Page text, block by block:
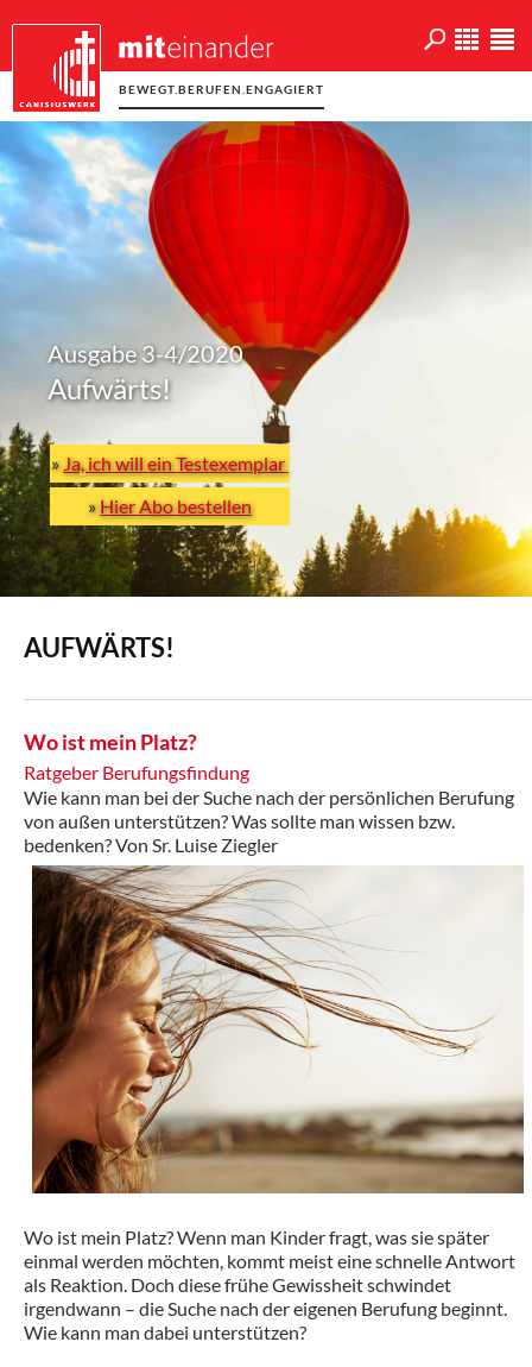
BEWEGT.BERUFEN.ENGAGIERT
Ausgabe 3-4/2020
Aufwärts!
»Ja, ich will ein Testexemplar
»Hier Abo bestellen
AUFWÄRTS!
Wo ist mein Platz?
Ratgeber Berufungsfindung
Wie kann man bei der Suche nach der persönlichen Berufung
von außen unterstützen? Was sollte man wissen bzw.
bedenken? Von Sr. Luise Ziegler
Wo ist mein Platz? Wenn man Kinder fragt, was sie später
einmal werden möchten, kommt meist eine schnelle Antwort
als Reaktion. Doch diese frühe Gewissheit schwindet
irgendwann – die Suche nach der eigenen Berufung beginnt.
Wie kann man dabei unterstützen?